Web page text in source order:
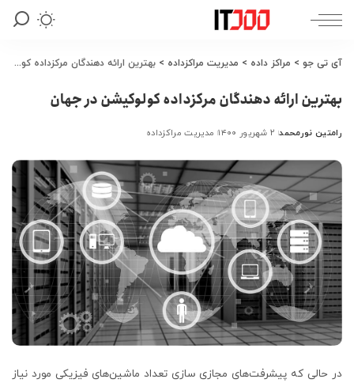
آی تی جو > مراکز داده > مدیریت مراکزداده > بهترین ارائه دهندگان مرکزداده کولوکیشن در جهان
بهترین ارائه دهندگان مرکزداده کولوکیشن در جهان
ارسال
توسط
رامتین نورمحمد ۲ شهریور ۱۴۰۰ مدیریت مراکزداده
در حالی که پیشرفت‌های مجازی سازی تعداد ماشین‌های فیزیکی مورد نیاز